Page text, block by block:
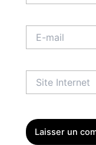
mail
Internet